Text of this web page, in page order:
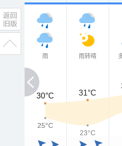
雨 雨转晴
30°C
30°C 31°C
25°C
25°C
23°C